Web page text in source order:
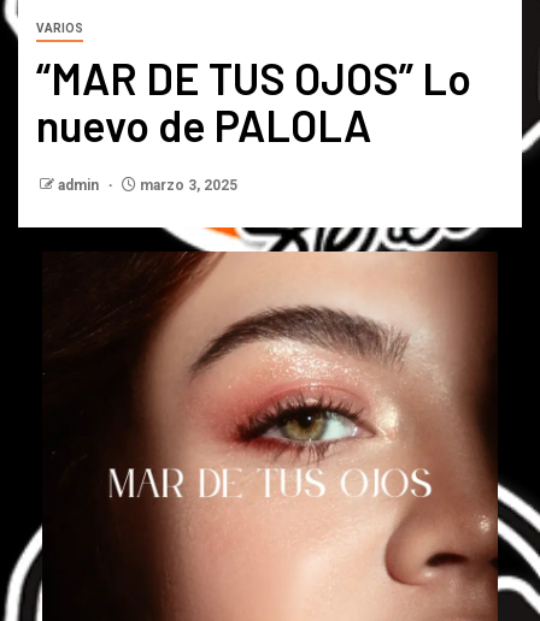
VARIOS
“MAR DE TUS OJOS” Lo
nuevo de PALOLA
admin marzo 3, 2025